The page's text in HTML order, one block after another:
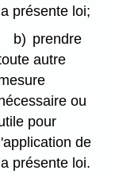
la présente loi;
b) prendre
autre
ou
pour
de
présente loi.